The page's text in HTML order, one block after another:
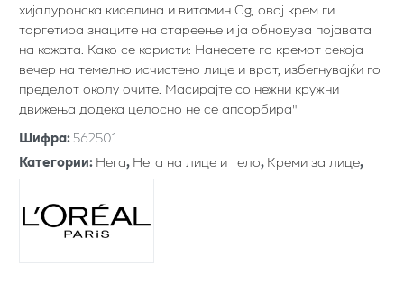
хијалуронска киселина и витамин Cg, овој крем ги
таргетира знаците на стареење и ја обновува појавата
на кожата. Како се користи: Нанесете го кремот секоја
вечер на темелно исчистено лице и врат, избегнувајќи го
пределот околу очите. Масирајте со нежни кружни
движења додека целосно не се апсорбира"
Шифра:562501
Категории:Нега,Нега на лице и тело,Креми за лице,